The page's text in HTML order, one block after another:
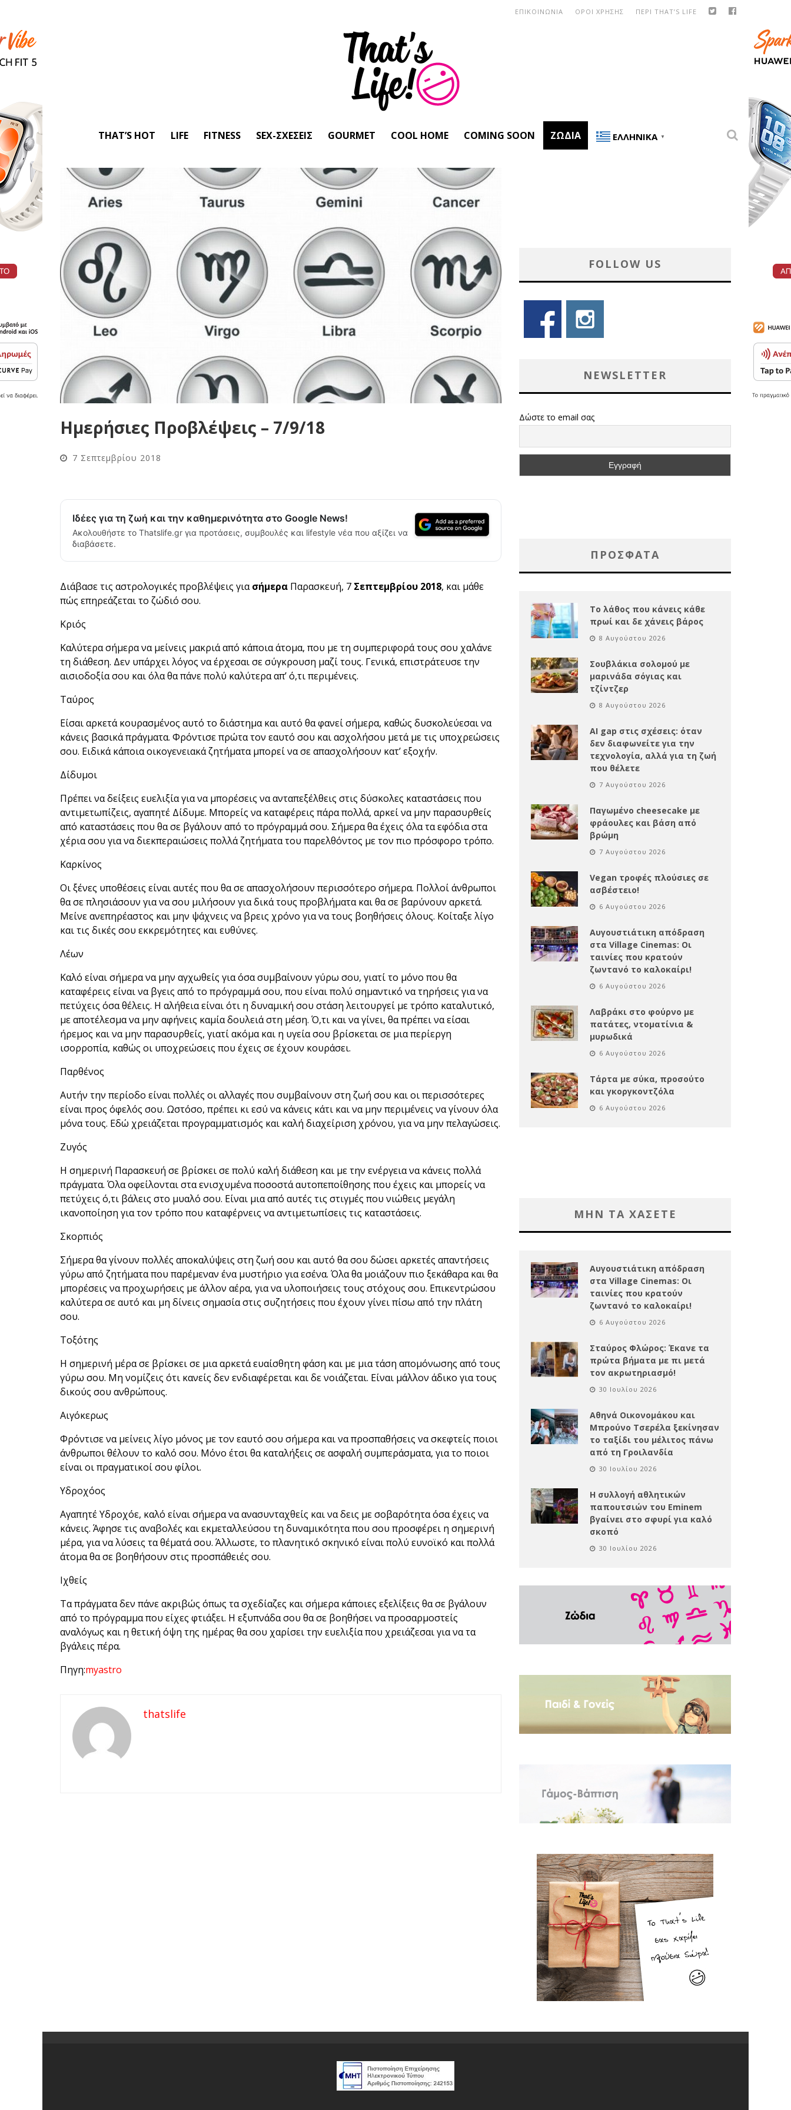
ΠΕΡΙ THAT’S LIFE
ΟΡΟΙ ΧΡΗΣΗΣ
ΕΠΙΚΟΙΝΩΝΙΑ
THAT’S HOT LIFE FITNESS SEX-ΣΧΈΣΕΙΣ GOURMET COOL HOME COMING SOON ΖΏΔΙΑ ΕΛΛΗΝΙΚΆ ▼
Ημερήσιες Προβλέψεις – 7/9/18
7 Σεπτεμβρίου 2018
Ιδέες για τη ζωή και την καθημερινότητα στο Google News!
Ακολουθήστε το Thatslife.gr για προτάσεις, συμβουλές και lifestyle νέα που αξίζει να
διαβάσετε.
Διάβασε τις αστρολογικές προβλέψεις γιασήμερα Παρασκευή, 7 Σεπτεμβρίου 2018, και μάθε
πώς επηρεάζεται το ζώδιό σου.
Κριός
Καλύτερα σήμερα να μείνεις μακριά από κάποια άτομα, που με τη συμπεριφορά τους σου χαλάνε
τη διάθεση. Δεν υπάρχει λόγος να έρχεσαι σε σύγκρουση μαζί τους. Γενικά, επιστράτευσε την
αισιοδοξία σου και όλα θα πάνε πολύ καλύτερα απ’ ό,τι περιμένεις.
Ταύρος
Είσαι αρκετά κουρασμένος αυτό το διάστημα και αυτό θα φανεί σήμερα, καθώς δυσκολεύεσαι να
κάνεις βασικά πράγματα. Φρόντισε πρώτα τον εαυτό σου και ασχολήσου μετά με τις υποχρεώσεις
σου. Ειδικά κάποια οικογενειακά ζητήματα μπορεί να σε απασχολήσουν κατ’ εξοχήν.
Δίδυμοι
Πρέπει να δείξεις ευελιξία για να μπορέσεις να ανταπεξέλθεις στις δύσκολες καταστάσεις που
αντιμετωπίζεις, αγαπητέ Δίδυμε. Μπορείς να καταφέρεις πάρα πολλά, αρκεί να μην παρασυρθείς
από καταστάσεις που θα σε βγάλουν από το πρόγραμμά σου. Σήμερα θα έχεις όλα τα εφόδια στα
χέρια σου για να διεκπεραιώσεις πολλά ζητήματα του παρελθόντος με τον πιο πρόσφορο τρόπο.
Καρκίνος
Οι ξένες υποθέσεις είναι αυτές που θα σε απασχολήσουν περισσότερο σήμερα. Πολλοί άνθρωποι
θα σε πλησιάσουν για να σου μιλήσουν για δικά τους προβλήματα και θα σε βαρύνουν αρκετά.
Μείνε ανεπηρέαστος και μην ψάχνεις να βρεις χρόνο για να τους βοηθήσεις όλους. Κοίταξε λίγο
και τις δικές σου εκκρεμότητες και ευθύνες.
Λέων
Καλό είναι σήμερα να μην αγχωθείς για όσα συμβαίνουν γύρω σου, γιατί το μόνο που θα
καταφέρεις είναι να βγεις από το πρόγραμμά σου, που είναι πολύ σημαντικό να τηρήσεις για να
πετύχεις όσα θέλεις. Η αλήθεια είναι ότι η δυναμική σου στάση λειτουργεί με τρόπο καταλυτικό,
με αποτέλεσμα να μην αφήνεις καμία δουλειά στη μέση. Ό,τι και να γίνει, θα πρέπει να είσαι
ήρεμος και να μην παρασυρθείς, γιατί ακόμα και η υγεία σου βρίσκεται σε μια περίεργη
ισορροπία, καθώς οι υποχρεώσεις που έχεις σε έχουν κουράσει.
Παρθένος
Αυτήν την περίοδο είναι πολλές οι αλλαγές που συμβαίνουν στη ζωή σου και οι περισσότερες
είναι προς όφελός σου. Ωστόσο, πρέπει κι εσύ να κάνεις κάτι και να μην περιμένεις να γίνουν όλα
μόνα τους. Εδώ χρειάζεται προγραμματισμός και καλή διαχείριση χρόνου, για να μην πελαγώσεις.
Ζυγός
Η σημερινή Παρασκευή σε βρίσκει σε πολύ καλή διάθεση και με την ενέργεια να κάνεις πολλά
πράγματα. Όλα οφείλονται στα ενισχυμένα ποσοστά αυτοπεποίθησης που έχεις και μπορείς να
πετύχεις ό,τι βάλεις στο μυαλό σου. Είναι μια από αυτές τις στιγμές που νιώθεις μεγάλη
ικανοποίηση για τον τρόπο που καταφέρνεις να αντιμετωπίσεις τις καταστάσεις.
Σκορπιός
Σήμερα θα γίνουν πολλές αποκαλύψεις στη ζωή σου και αυτό θα σου δώσει αρκετές απαντήσεις
γύρω από ζητήματα που παρέμεναν ένα μυστήριο για εσένα. Όλα θα μοιάζουν πιο ξεκάθαρα και θα
μπορέσεις να προχωρήσεις με άλλον αέρα, για να υλοποιήσεις τους στόχους σου. Επικεντρώσου
καλύτερα σε αυτό και μη δίνεις σημασία στις συζητήσεις που έχουν γίνει πίσω από την πλάτη
σου.
Τοξότης
Η σημερινή μέρα σε βρίσκει σε μια αρκετά ευαίσθητη φάση και με μια τάση απομόνωσης από τους
γύρω σου. Μη νομίζεις ότι κανείς δεν ενδιαφέρεται και δε νοιάζεται. Είναι μάλλον άδικο για τους
δικούς σου ανθρώπους.
Αιγόκερως
Φρόντισε να μείνεις λίγο μόνος με τον εαυτό σου σήμερα και να προσπαθήσεις να σκεφτείς ποιοι
άνθρωποι θέλουν το καλό σου. Μόνο έτσι θα καταλήξεις σε ασφαλή συμπεράσματα, για το ποιοι
είναι οι πραγματικοί σου φίλοι.
Υδροχόος
Αγαπητέ Υδροχόε, καλό είναι σήμερα να ανασυνταχθείς και να δεις με σοβαρότητα όσα έχεις να
κάνεις. Άφησε τις αναβολές και εκμεταλλεύσου τη δυναμικότητα που σου προσφέρει η σημερινή
μέρα, για να λύσεις τα θέματά σου. Άλλωστε, το πλανητικό σκηνικό είναι πολύ ευνοϊκό και πολλά
άτομα θα σε βοηθήσουν στις προσπάθειές σου.
Ιχθείς
Τα πράγματα δεν πάνε ακριβώς όπως τα σχεδίαζες και σήμερα κάποιες εξελίξεις θα σε βγάλουν
από το πρόγραμμα που είχες φτιάξει. Η εξυπνάδα σου θα σε βοηθήσει να προσαρμοστείς
αναλόγως και η θετική όψη της ημέρας θα σου χαρίσει την ευελιξία που χρειάζεσαι για να τα
βγάλεις πέρα.
Πηγη:myastro
thatslife
FOLLOW US
NEWSLETTER
Δώστε το email σας
ΠΡΌΣΦΑΤΑ
Το λάθος που κάνεις κάθε
πρωί και δε χάνεις βάρος
8 Αυγούστου 2026
Σουβλάκια σολομού με
μαρινάδα σόγιας και
τζίντζερ
8 Αυγούστου 2026
AI gap στις σχέσεις: όταν
δεν διαφωνείτε για την
τεχνολογία, αλλά για τη ζωή
που θέλετε
7 Αυγούστου 2026
Παγωμένο cheesecake με
φράουλες και βάση από
βρώμη
7 Αυγούστου 2026
Vegan τροφές πλούσιες σε
ασβέστειο!
6 Αυγούστου 2026
Αυγουστιάτικη απόδραση
στα Village Cinemas: Οι
ταινίες που κρατούν
ζωντανό το καλοκαίρι!
6 Αυγούστου 2026
Λαβράκι στο φούρνο με
πατάτες, ντοματίνια &
μυρωδικά
6 Αυγούστου 2026
Τάρτα με σύκα, προσούτο
και γκοργκοντζόλα
6 Αυγούστου 2026
ΜΗΝ ΤΑ ΧΑΣΕΤΕ
Αυγουστιάτικη απόδραση
στα Village Cinemas: Οι
ταινίες που κρατούν
ζωντανό το καλοκαίρι!
6 Αυγούστου 2026
Σταύρος Φλώρος: Έκανε τα
πρώτα βήματα με πι μετά
τον ακρωτηριασμό!
30 Ιουλίου 2026
Αθηνά Οικονομάκου και
Μπρούνο Τσερέλα ξεκίνησαν
το ταξίδι του μέλιτος πάνω
από τη Γροιλανδία
30 Ιουλίου 2026
Η συλλογή αθλητικών
παπουτσιών του Eminem
βγαίνει στο σφυρί για καλό
σκοπό
30 Ιουλίου 2026